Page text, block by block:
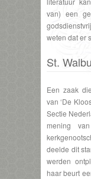
van) een
weten dat er
St.
Een zaak
van ‘De
Sectie
mening
deelde dit
werden
haar beurt